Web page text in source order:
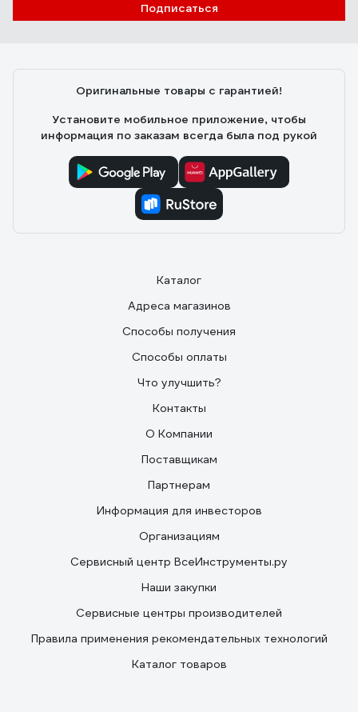
Подписаться
Оригинальные товары с гарантией!
Установите мобильное приложение, чтобы
информация по заказам всегда была под рукой
Каталог
Адреса магазинов
Способы получения
Способы оплаты
Что улучшить?
Контакты
О Компании
Поставщикам
Партнерам
Информация для инвесторов
Организациям
Сервисный центр ВсеИнструменты.ру
Наши закупки
Сервисные центры производителей
Правила применения рекомендательных технологий
Каталог товаров